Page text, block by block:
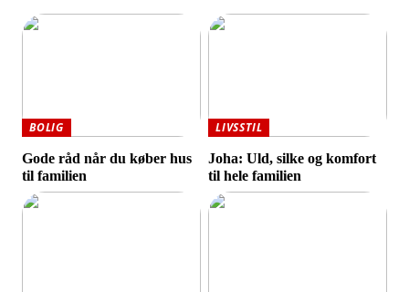
BOLIG
Gode råd når du køber hus
til familien
LIVSSTIL
Joha: Uld, silke og komfort
til hele familien